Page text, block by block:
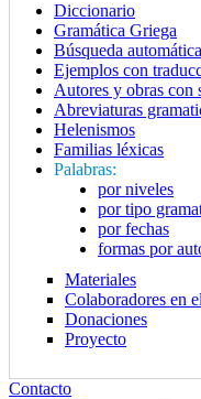
Diccionario
Gramática Griega
Búsqueda
Ejemplos con
Autores y obras con
Abreviaturas
Helenismos
Familias léxicas
Palabras:
por niveles
por tipo
por fechas
formas por
Materiales
Colaboradores en
Donaciones
Proyecto
Contacto